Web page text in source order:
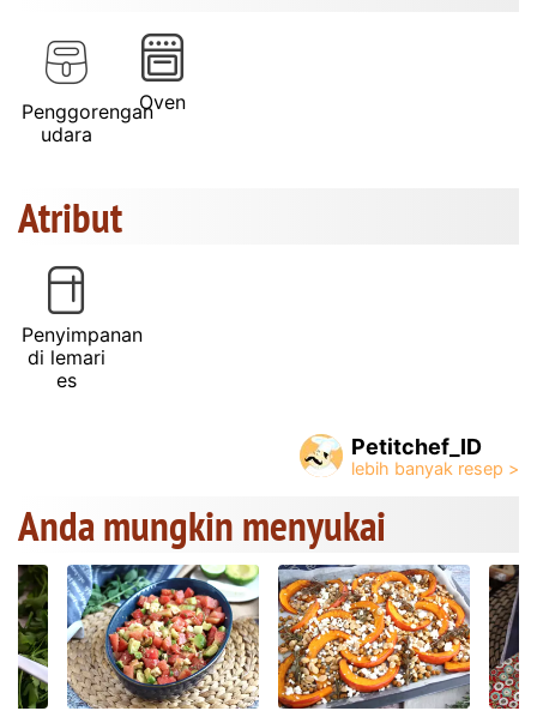
Penggorengan
udara
Oven
Atribut
Penyimpanan
di lemari
es
Petitchef_ID
Anda mungkin menyukai